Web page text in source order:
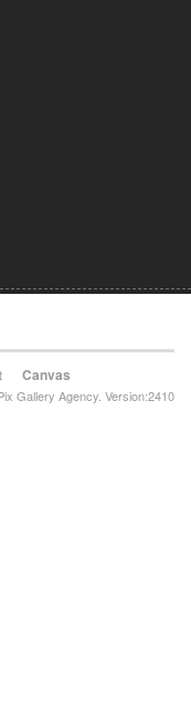
Canvas
Gallery Agency. Version:2410